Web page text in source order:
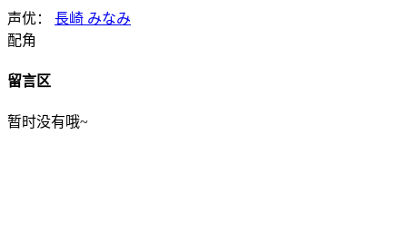
声优： 長崎 みなみ
配角
留言区
暂时没有哦~